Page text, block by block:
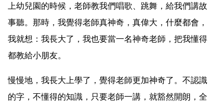
上幼兒園的時候，老師教我們唱歌、跳舞，給我們講故
事聽。那時，我覺得老師真神奇，真偉大，什麼都會，
我就想：我長大了，我也要當一名神奇老師，把我懂得
都教給小朋友。
慢慢地，我長大上學了，覺得老師更加神奇了。不認識
的字，不懂得的知識，只要老師一講，就豁然開朗，全